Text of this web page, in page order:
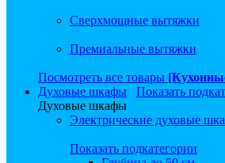
Сверхмощные вытяжки
Премиальные вытяжки
Посмотреть все товары
Духовые шкафы
Показать
Духовые шкафы
Электрические духовые
Показать подкатегории